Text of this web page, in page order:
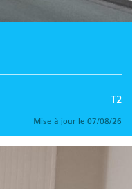
T2
Mise à jour le 07/08/26